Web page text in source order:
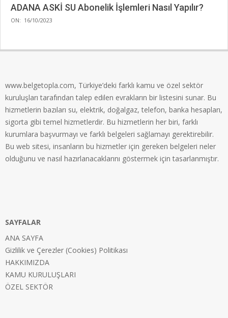
ADANA ASKİ SU Abonelik İşlemleri Nasıl Yapılır?
2023-
ON: 16/10/2023
www.belgetopla.com, Türkiye’deki farklı kamu ve özel sektör
kuruluşları tarafından talep edilen evrakların bir listesini sunar. Bu
hizmetlerin bazıları su, elektrik, doğalgaz, telefon, banka hesapları,
sigorta gibi temel hizmetlerdir. Bu hizmetlerin her biri, farklı
kurumlara başvurmayı ve farklı belgeleri sağlamayı gerektirebilir.
Bu web sitesi, insanların bu hizmetler için gereken belgeleri neler
olduğunu ve nasıl hazırlanacaklarını göstermek için tasarlanmıştır.
SAYFALAR
ANA SAYFA
Gizlilik ve Çerezler (Cookies) Politikası
HAKKIMIZDA
KAMU KURULUŞLARI
ÖZEL SEKTÖR